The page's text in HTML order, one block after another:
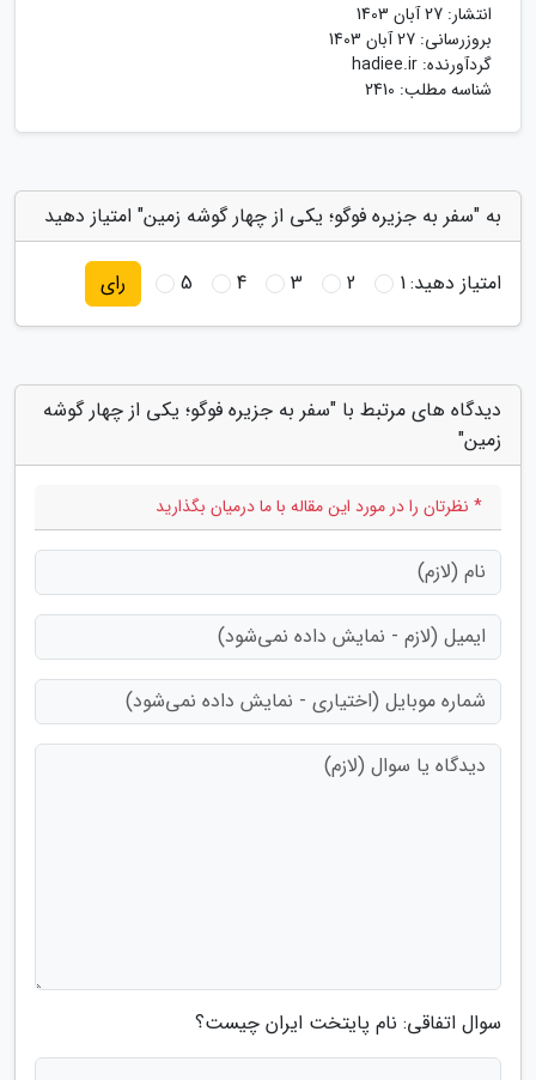
انتشار: 27 آبان 1403
بروزرسانی: 27 آبان 1403
گردآورنده: hadiee.ir
شناسه مطلب: 2410
به "سفر به جزیره فوگو؛ یکی از چهار گوشه زمین" امتیاز دهید
امتیاز دهید:1
2
3
4
5 رای
دیدگاه های مرتبط با "سفر به جزیره فوگو؛ یکی از چهار گوشه
زمین"
* نظرتان را در مورد این مقاله با ما درمیان بگذارید
سوال اتفاقی: نام پایتخت ایران چیست؟